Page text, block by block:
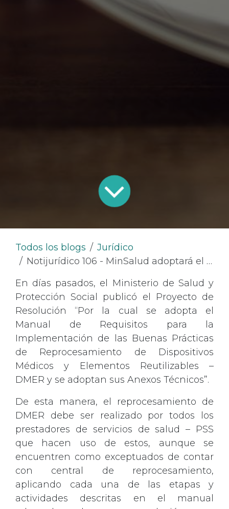
Todos los blogs
Jurídico
Notijurídico 106 - MinSalud adoptará el Manual de Requisitos para la Implementación de las Buenas Prácticas de Reprocesamiento de Dispositivos Médicos
En días pasados, el Ministerio de Salud y
Protección Social publicó el Proyecto de
Resolución “Por la cual se adopta el
Manual de Requisitos para la
Implementación de las Buenas Prácticas
de Reprocesamiento de Dispositivos
Médicos y Elementos Reutilizables –
DMER y se adoptan sus Anexos Técnicos”.
De esta manera, el reprocesamiento de
DMER debe ser realizado por todos los
prestadores de servicios de salud – PSS
que hacen uso de estos, aunque se
encuentren como exceptuados de contar
con central de reprocesamiento,
aplicando cada una de las etapas y
actividades descritas en el manual